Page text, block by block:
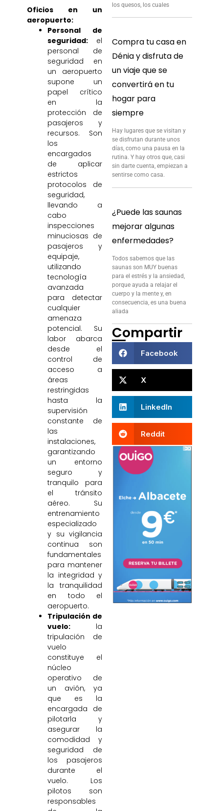
Oficios en un
aeropuerto:
Personal de
seguridad: el
personal de
seguridad en
un aeropuerto
supone un
papel crítico
en la
protección de
pasajeros y
recursos. Son
los
encargados
de aplicar
estrictos
protocolos de
seguridad,
llevando a
cabo
inspecciones
minuciosas de
pasajeros y
equipaje,
utilizando
tecnología
avanzada
para detectar
cualquier
amenaza
potencial. Su
labor abarca
desde el
control de
acceso a
áreas
restringidas
hasta la
supervisión
constante de
las
instalaciones,
garantizando
un entorno
seguro y
tranquilo para
el tránsito
aéreo. Su
entrenamiento
especializado
y su vigilancia
continua son
fundamentales
para mantener
la integridad y
la tranquilidad
en todo el
aeropuerto.
Tripulación de
vuelo: la
tripulación de
vuelo
constituye el
núcleo
operativo de
un avión, ya
que es la
encargada de
pilotarla y
asegurar la
comodidad y
seguridad de
los pasajeros
durante el
vuelo. Los
pilotos son
responsables
los quesos, los cuales
Compra tu casa en
Dénia y disfruta de
un viaje que se
convertirá en tu
hogar para
siempre
Hay lugares que se visitan y
se disfrutan durante unos
días, como una pausa en la
rutina. Y hay otros que, casi
sin darte cuenta, empiezan a
sentirse como casa.
¿Puede las saunas
mejorar algunas
enfermedades?
Todos sabemos que las
saunas son MUY buenas
para el estrés y la ansiedad,
porque ayuda a relajar el
cuerpo y la mente y, en
consecuencia, es una buena
aliada
Compartir
Facebook
X
LinkedIn
Reddit